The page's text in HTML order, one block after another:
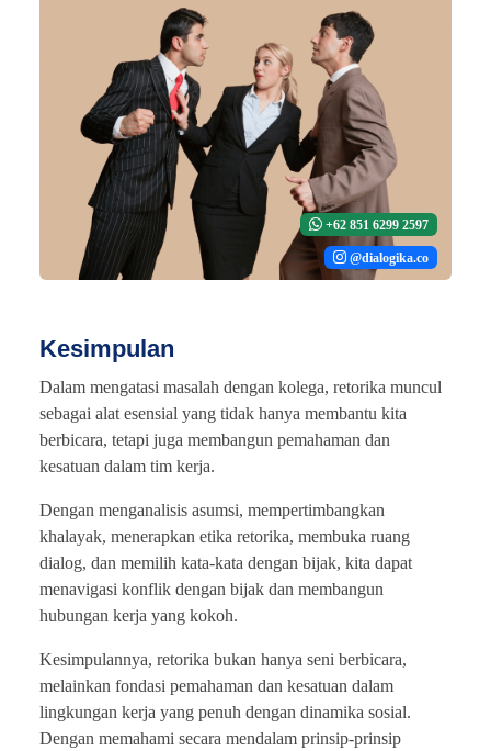
+62 851 6299 2597
@dialogika.co
Kesimpulan
Dalam mengatasi masalah dengan kolega, retorika muncul
sebagai alat esensial yang tidak hanya membantu kita
berbicara, tetapi juga membangun pemahaman dan
kesatuan dalam tim kerja.
Dengan menganalisis asumsi, mempertimbangkan
khalayak, menerapkan etika retorika, membuka ruang
dialog, dan memilih kata-kata dengan bijak, kita dapat
menavigasi konflik dengan bijak dan membangun
hubungan kerja yang kokoh.
Kesimpulannya, retorika bukan hanya seni berbicara,
melainkan fondasi pemahaman dan kesatuan dalam
lingkungan kerja yang penuh dengan dinamika sosial.
Dengan memahami secara mendalam prinsip-prinsip